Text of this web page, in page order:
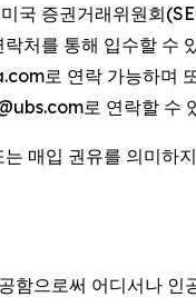
국 증권거래위원회
락처를 통해 입수할
로 연락 가능하며
로 연락할 수
매입 권유를 의미하
함으로써 어디서나